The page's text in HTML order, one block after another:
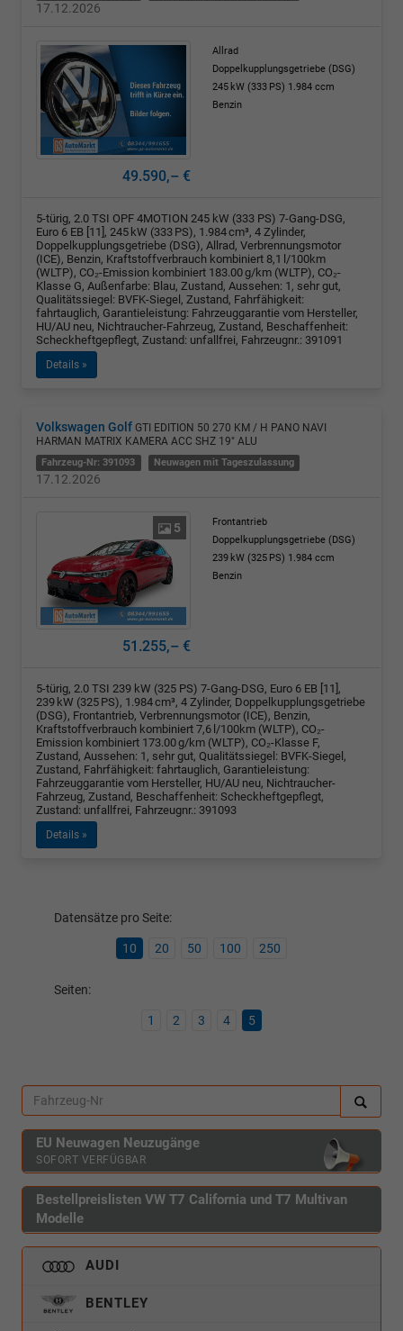
17.12.2026
Allrad
Doppelkupplungsgetriebe (DSG)
245 kW (333 PS) 1.984 ccm
Benzin
49.590,– €
5-türig, 2.0 TSI OPF 4MOTION 245 kW (333 PS) 7-Gang-DSG,
Euro 6 EB [11], 245 kW (333 PS), 1.984 cm³, 4 Zylinder,
Doppelkupplungsgetriebe (DSG), Allrad, Verbrennungsmotor
(ICE), Benzin, Kraftstoffverbrauch kombiniert 8,1 l/100km
(WLTP), CO₂-Emission kombiniert 183.00 g/km (WLTP), CO₂-
Klasse G, Außenfarbe: Blau, Zustand, Aussehen: 1, sehr gut,
Qualitätssiegel: BVFK-Siegel, Zustand, Fahrfähigkeit:
fahrtauglich, Garantieleistung: Fahrzeuggarantie vom Hersteller,
HU/AU neu, Nichtraucher-Fahrzeug, Zustand, Beschaffenheit:
Scheckheftgepflegt, Zustand: unfallfrei, Fahrzeugnr.: 391091
Details »
Volkswagen Golf GTI EDITION 50 270 KM / H PANO NAVI
HARMAN MATRIX KAMERA ACC SHZ 19" ALU
Fahrzeug-Nr: 391093 Neuwagen mit Tageszulassung
17.12.2026
5
Frontantrieb
Doppelkupplungsgetriebe (DSG)
239 kW (325 PS) 1.984 ccm
Benzin
51.255,– €
5-türig, 2.0 TSI 239 kW (325 PS) 7-Gang-DSG, Euro 6 EB [11],
239 kW (325 PS), 1.984 cm³, 4 Zylinder, Doppelkupplungsgetriebe
(DSG), Frontantrieb, Verbrennungsmotor (ICE), Benzin,
Kraftstoffverbrauch kombiniert 7,6 l/100km (WLTP), CO₂-
Emission kombiniert 173.00 g/km (WLTP), CO₂-Klasse F,
Zustand, Aussehen: 1, sehr gut, Qualitätssiegel: BVFK-Siegel,
Zustand, Fahrfähigkeit: fahrtauglich, Garantieleistung:
Fahrzeuggarantie vom Hersteller, HU/AU neu, Nichtraucher-
Fahrzeug, Zustand, Beschaffenheit: Scheckheftgepflegt,
Zustand: unfallfrei, Fahrzeugnr.: 391093
Details »
Datensätze pro Seite:
10 20 50 100 250
Seiten:
1 2 3 4 5
EU Neuwagen Neuzugänge
SOFORT VERFÜGBAR
Bestellpreislisten VW T7 California und T7 Multivan
Modelle
AUDI
BENTLEY